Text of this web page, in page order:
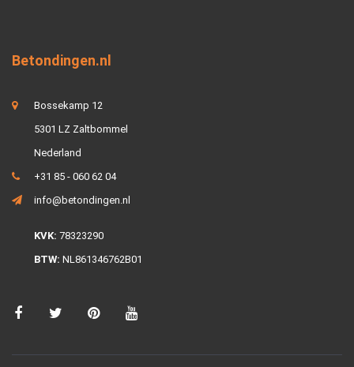
Betondingen.nl
Bossekamp 12
5301 LZ Zaltbommel
Nederland
+31 85 - 060 62 04
info@betondingen.nl
KVK: 78323290
BTW: NL861346762B01